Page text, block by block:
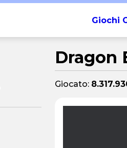
Giochi
Dragon
Giocato: